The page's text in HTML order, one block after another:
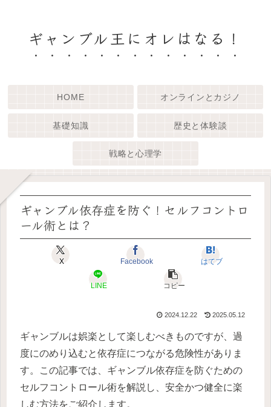
ギャンブル王にオレはなる！
HOME オンラインとカジノ
基礎知識 歴史と体験談
戦略と心理学
ギャンブル依存症を防ぐ！セルフコントロ
ール術とは？
X Facebook はてブ
LINE コピー
2024.12.22 2025.05.12
ギャンブルは娯楽として楽しむべきものですが、過
度にのめり込むと依存症につながる危険性がありま
す。この記事では、ギャンブル依存症を防ぐための
セルフコントロール術を解説し、安全かつ健全に楽
しむ方法をご紹介します。